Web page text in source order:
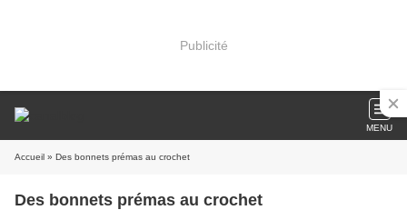
Publicité
MENU
Accueil » Des bonnets prémas au crochet
Des bonnets prémas au crochet